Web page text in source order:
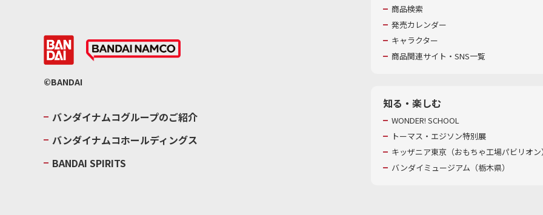
©BANDAI
バンダイナムコグループのご紹介
バンダイナムコホールディングス
BANDAI SPIRITS
商品検索
発売カレンダー
キャラクター
商品関連サイト・SNS一覧
知る・楽しむ
WONDER! SCHOOL
トーマス・エジソン特別展
キッザニア東京（おもちゃ工場パビリオ
バンダイミュージアム（栃木県）